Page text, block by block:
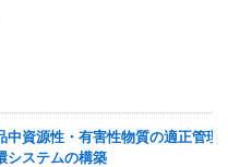
資源性・有害性物質の適正管理
システムの構築